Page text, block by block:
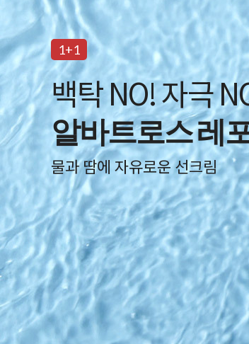
1+1
백탁 NO! 자극
알바트로스 레
물과 땀에 자유로운 선크림